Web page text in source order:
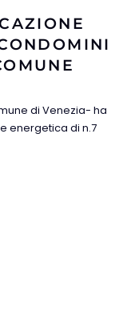
di Venezia- ha
energetica di n.7